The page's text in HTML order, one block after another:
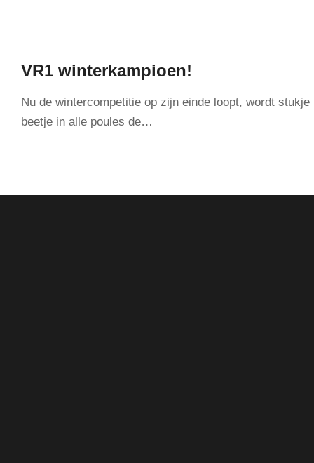
VR1 winterkampioen!
Nu de wintercompetitie op zijn einde loopt, wordt stukje
beetje in alle poules de…